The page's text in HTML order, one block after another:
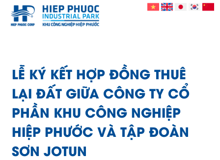
LỄ KÝ KẾT HỢP ĐỒNG THUÊ
LẠI ĐẤT GIỮA CÔNG TY CỔ
PHẦN KHU CÔNG NGHIỆP
HIỆP PHƯỚC VÀ TẬP ĐOÀN
SƠN JOTUN